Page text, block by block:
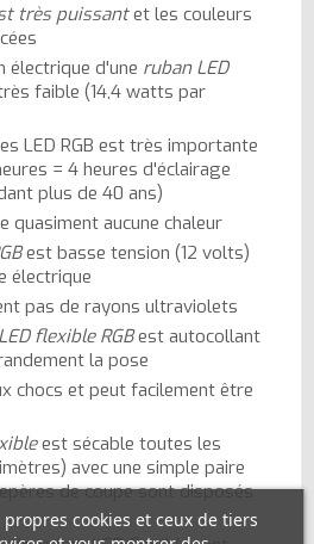
très puissantet les couleurs
électrique d'une ruban LED
faible (14,4 watts par
LED RGB est très importante
= 4 heures d'éclairage
plus de 40 ans)
quasiment aucune chaleur
est basse tension (12 volts)
électrique
pas de rayons ultraviolets
LED flexible RGBest autocollant
la pose
chocs et peut facilement être
est sécable toutes les
avec une simple paire
de coupe sont disposés
cookies et ceux de tiers